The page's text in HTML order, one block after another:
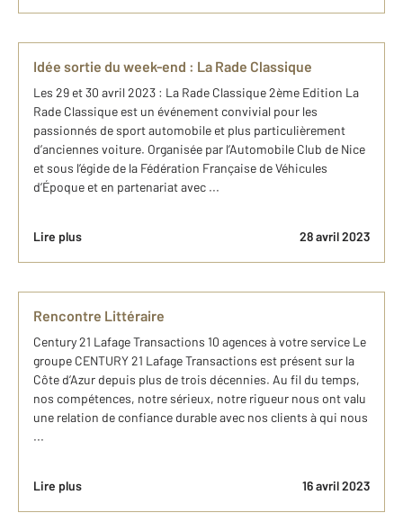
Idée sortie du week-end : La Rade Classique
Les 29 et 30 avril 2023 : La Rade Classique 2ème Edition La
Rade Classique est un événement convivial pour les
passionnés de sport automobile et plus particulièrement
d’anciennes voiture. Organisée par l’Automobile Club de Nice
et sous l’égide de la Fédération Française de Véhicules
d’Époque et en partenariat avec ...
Lire plus 28 avril 2023
Rencontre Littéraire
Century 21 Lafage Transactions 10 agences à votre service Le
groupe CENTURY 21 Lafage Transactions est présent sur la
Côte d’Azur depuis plus de trois décennies. Au fil du temps,
nos compétences, notre sérieux, notre rigueur nous ont valu
une relation de confiance durable avec nos clients à qui nous
...
Lire plus 16 avril 2023